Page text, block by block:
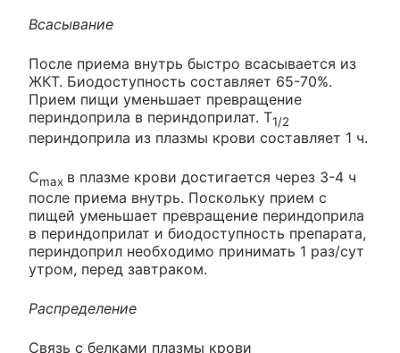
Всасывание
После приема внутрь быстро всасывается из
ЖКТ. Биодоступность составляет 65-70%.
Прием пищи уменьшает превращение
периндоприла в периндоприлат. T1/2
периндоприла из плазмы крови составляет 1 ч.
Cmax в плазме крови достигается через 3-4 ч
после приема внутрь. Поскольку прием с
пищей уменьшает превращение периндоприла
в периндоприлат и биодоступность препарата,
периндоприл необходимо принимать 1 раз/сут
утром, перед завтраком.
Распределение
Связь с белками плазмы крови